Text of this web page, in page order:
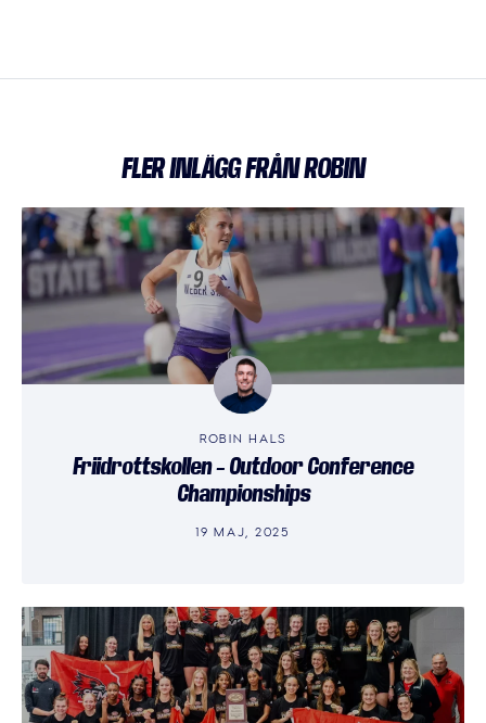
FLER INLÄGG FRÅN ROBIN
ROBIN HALS
Friidrottskollen – Outdoor Conference
Championships
19 MAJ, 2025